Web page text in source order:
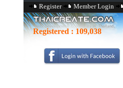
Register Member Login
Registered : 109,038